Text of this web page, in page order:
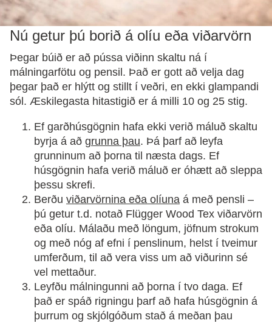
Nú getur þú borið á olíu eða viðarvörn
Þegar búið er að pússa viðinn skaltu ná í
málningarfötu og pensil. Það er gott að velja dag
þegar það er hlýtt og stillt í veðri, en ekki glampandi
sól. Æskilegasta hitastigið er á milli 10 og 25 stig.
Ef garðhúsgögnin hafa ekki verið máluð skaltu
byrja á að grunna þau. Þá þarf að leyfa
grunninum að þorna til næsta dags. Ef
húsgögnin hafa verið máluð er óhætt að sleppa
þessu skrefi.
Berðu viðarvörnina eða olíuna á með pensli –
þú getur t.d. notað Flügger Wood Tex viðarvörn
eða olíu. Málaðu með löngum, jöfnum strokum
og með nóg af efni í penslinum, helst í tveimur
umferðum, til að vera viss um að viðurinn sé
vel mettaður.
Leyfðu málningunni að þorna í tvo daga. Ef
það er spáð rigningu þarf að hafa húsgögnin á
þurrum og skjólgóðum stað á meðan þau